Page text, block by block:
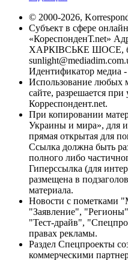
© 2000-2026,
Субъект в сфере
«КореспонденТ.net»
ХАРКІВСЬКЕ ШОСЕ,
Идентификатор медиа
Использование любых
сайте, разрешается
Корреспондент.net.
При копировании
Украины и мира», для
прямая открытая для
Ссылка должна быть
полного либо
Гиперссылка (для
размещена в
материала.
Новости с пометками
"Заявление",
"Тест-драйв",
правах рекламы.
Раздел Спецпроекты
коммерческими